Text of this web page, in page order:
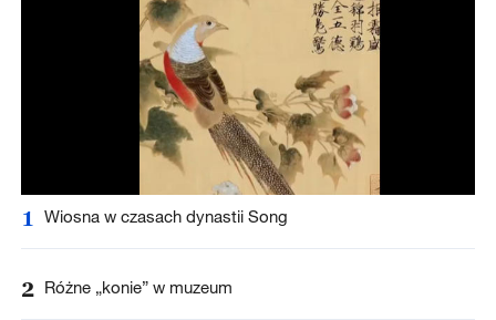
1 Wiosna w czasach dynastii Song
2 Różne „konie” w muzeum